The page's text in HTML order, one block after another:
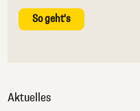
So geht's
Aktuelles